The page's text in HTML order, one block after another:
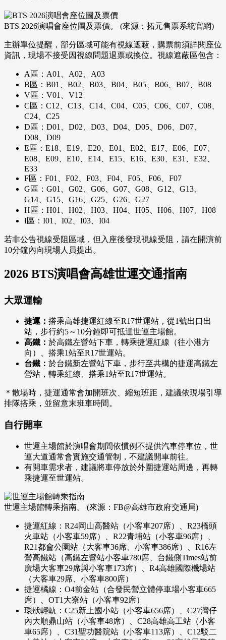
BTS 2026演唱會座位圖及票價。 (來源：拓元售票系統官網)
主辦單位提醒，部分區域可能有視線遮蔽，購票前須詳閱座位
資訊，現場不接受因視線問題退票或換位。視線遮蔽區包含：
A區：A01、A02、A03
B區：B01、B02、B03、B04、B05、B06、B07、B08
V區：V01、V12
C區：C12、C13、C14、C04、C05、C06、C07、C08、
C24、C25
D區：D01、D02、D03、D04、D05、D06、D07、
D08、D09
E區：E18、E19、E20、E01、E02、E17、E06、E07、
E08、E09、E10、E14、E15、E16、E30、E31、E32、
E33
F區：F01、F02、F03、F04、F05、F06、F07
G區：G01、G02、G06、G07、G08、G12、G13、
G14、G15、G16、G25、G26、G27
H區：H01、H02、H03、H04、H05、H06、H07、H08
I區：I01、I02、I03、I04
若非公告視線受阻區域，但入座後發現視線受阻，請在開演前
10分鐘內向現場人員提出。
2026 BTS演唱會高雄世運交通指南
大眾運輸
捷運： 搭乘高雄捷運紅線至R17世運站，從1號出口出
站，步行約5～10分鐘即可抵達世運主場館。
高鐵： 於高鐵左營站下車，轉乘捷運紅線（往小港方
向）、搭乘1站至R17世運站。
台鐵： 於台鐵新左營站下車，步行至共構的捷運高鐵左
營站，轉乘紅線、搭乘1站至R17世運站。
＊散場時，捷運通常會加開班次、縮短班距，建議依現場引導
排隊搭乘，並留意末班車時間。
自行開車
世運主場館於演唱會期間依慣例不提供汽車停車位，世
運大道通常會實施交通管制，不建議開車前往。
有開車需求者，建議將車停放於外圍捷運站周邊，再轉
乘捷運至世運站。
世運主場館轉乘指南。 (來源：FB@高雄市政府交通局)
捷運紅線：R24岡山高醫站（小客車207席）、R23橋頭
火車站（小客車59席）、R22青埔站（小客車96席）、
R21都會公園站（大客車36席、小客車386席）、R16左
營高鐵站（高鐵左營站小客車780席、台鐵側Times站前
廣場大客車29席與小客車173席）、R4高雄國際機場站
（大客車29席、小客車800席）
捷運橘線：O4前金站（合發民營立體停車場小客車665
席）、OT1大寮站（小客車92席）
環狀輕軌：C25新上國小站（小客車656席）、C27灣仔
內大順鼎山站（小客車48席）、C28高雄高工站（小客
車65席）、C31聖功醫院站（小客車113席）、C12駁二